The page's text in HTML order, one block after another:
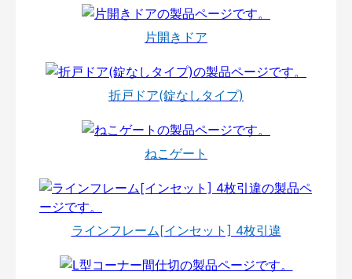
片開きドア
折戸ドア(錠なしタイプ)
ねこゲート
ラインフレーム[インセット] 4枚引違